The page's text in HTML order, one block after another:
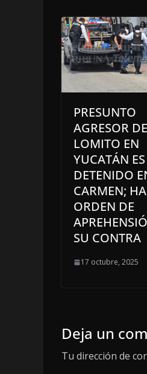
PRESUNTO
AGRESOR
LOMITO EN
YUCATÁN ES
DETENIDO
CARMEN;
ORDEN DE
SU CONTRA
17 octubre, 2025
Deja un
Tu dirección de